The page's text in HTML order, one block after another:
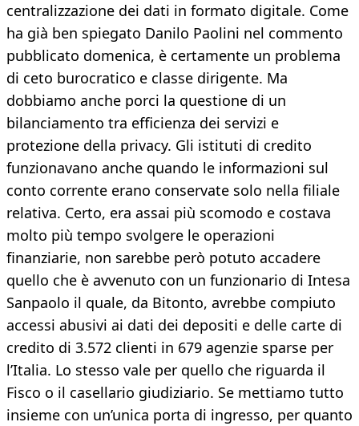
centralizzazione dei dati in formato digitale. Come
ha già ben spiegato Danilo Paolini nel commento
pubblicato domenica, è certamente un problema
di ceto burocratico e classe dirigente. Ma
dobbiamo anche porci la questione di un
bilanciamento tra efficienza dei servizi e
protezione della privacy. Gli istituti di credito
funzionavano anche quando le informazioni sul
conto corrente erano conservate solo nella filiale
relativa. Certo, era assai più scomodo e costava
molto più tempo svolgere le operazioni
finanziarie, non sarebbe però potuto accadere
quello che è avvenuto con un funzionario di Intesa
Sanpaolo il quale, da Bitonto, avrebbe compiuto
accessi abusivi ai dati dei depositi e delle carte di
credito di 3.572 clienti in 679 agenzie sparse per
l’Italia. Lo stesso vale per quello che riguarda il
Fisco o il casellario giudiziario. Se mettiamo tutto
insieme con un’unica porta di ingresso, per quanto